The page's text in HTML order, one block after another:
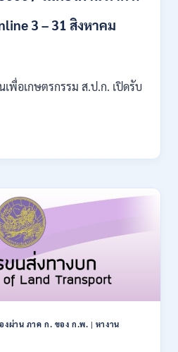
3 – 31 สิงหาคม
พื่อเกษตรกรรม ส.ป.ก. เปิดรับ
รม
งผ่าน ภาค ก. ของ ก.พ. | หางาน